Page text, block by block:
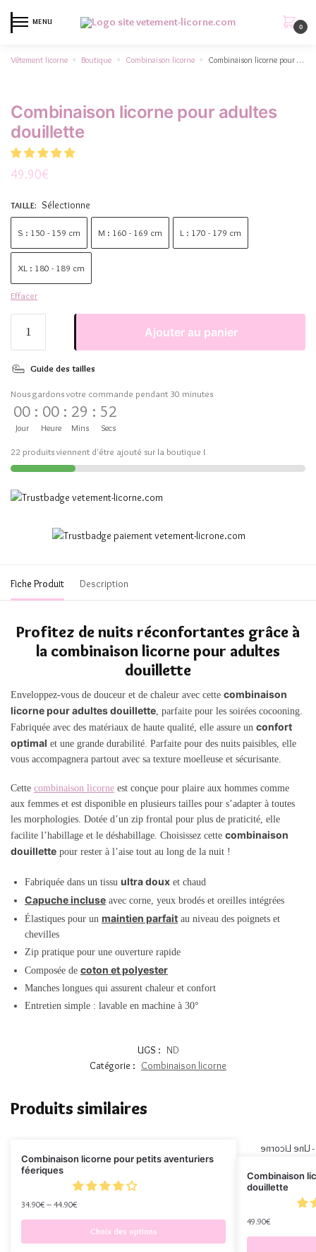
MENU
0
Vêtement licorne » Boutique » Combinaison licorne » Combinaison licorne pour adultes douillette
Combinaison licorne pour adultes
douillette
49.90€
TAILLE: Sélectionne
S : 150 - 159 cm M : 160 - 169 cm L : 170 - 179 cm
XL : 180 - 189 cm
Effacer
Ajouter au panier
Guide des tailles
Nous gardons votre commande pendant 30 minutes
00
Jour
: 00
Heure
: 29
Mins
: 51
Secs
22 produits viennent d'être ajouté sur la boutique !
Fiche Produit Description
Profitez de nuits réconfortantes grâce à
la combinaison licorne pour adultes
douillette
Enveloppez-vous de douceur et de chaleur avec cette combinaison
licorne pour adultes douillette, parfaite pour les soirées cocooning.
Fabriquée avec des matériaux de haute qualité, elle assure un confort
optimal et une grande durabilité. Parfaite pour des nuits paisibles, elle
vous accompagnera partout avec sa texture moelleuse et sécurisante.
Cette combinaison licorne est conçue pour plaire aux hommes comme
aux femmes et est disponible en plusieurs tailles pour s’adapter à toutes
les morphologies. Dotée d’un zip frontal pour plus de praticité, elle
facilite l’habillage et le déshabillage. Choisissez cette combinaison
douillette pour rester à l’aise tout au long de la nuit !
Fabriquée dans un tissu ultra doux et chaud
Capuche incluse avec corne, yeux brodés et oreilles intégrées
Élastiques pour un maintien parfait au niveau des poignets et
chevilles
Zip pratique pour une ouverture rapide
Composée de coton et polyester
Manches longues qui assurent chaleur et confort
Entretien simple : lavable en machine à 30°
UGS : ND
Catégorie : Combinaison licorne
Produits similaires
Combinaison licorne pour petits aventuriers
féeriques
34.90€ – 44.90€
Choix des options
Combinaison
douillette
49.90€